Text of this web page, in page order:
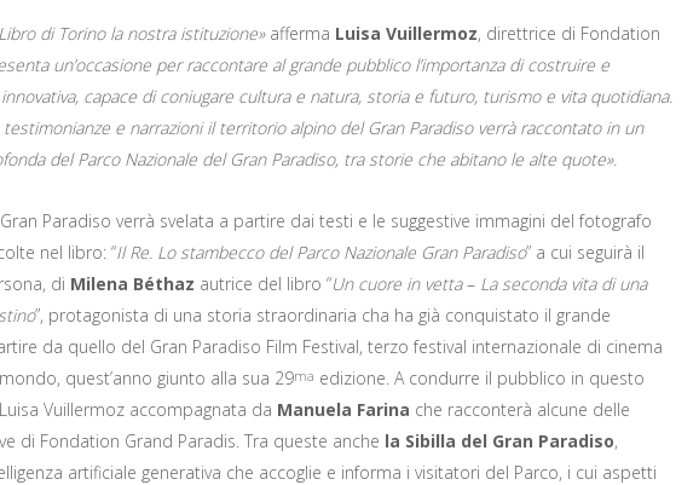
di Torino la nostra istituzione» afferma Luisa Vuillermoz, direttrice di Fondation
un’occasione per raccontare al grande pubblico l’importanza di costruire e
capace di coniugare cultura e natura, storia e futuro, turismo e vita quotidiana.
e narrazioni il territorio alpino del Gran Paradiso verrà raccontato in un
del Parco Nazionale del Gran Paradiso, tra storie che abitano le alte quote».
Paradiso verrà svelata a partire dai testi e le suggestive immagini del fotografo
nel libro: “Il Re. Lo stambecco del Parco Nazionale Gran Paradiso” a cui seguirà il
di Milena Béthaz autrice del libro “Un cuore in vetta– La seconda vita di una
”, protagonista di una storia straordinaria cha ha già conquistato il grande
da quello del Gran Paradiso Film Festival, terzo festival internazionale di cinema
quest’anno giunto alla sua 29ma edizione. A condurre il pubblico in questo
Vuillermoz accompagnata da Manuela Farina che racconterà alcune delle
di Fondation Grand Paradis. Tra queste anche la Sibilla del Gran Paradiso,
artificiale generativa che accoglie e informa i visitatori del Parco, i cui aspetti